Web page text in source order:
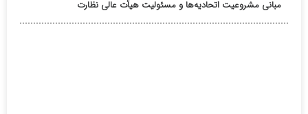
مبانی مشروعیت اتحادیه‌ها و مسئولیت هیأت عالی نظارت